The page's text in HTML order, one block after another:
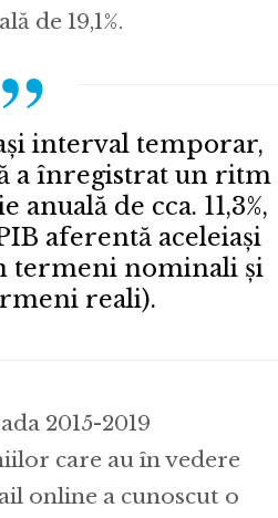
de 19,1%.
interval temporar,
a înregistrat un ritm
de cca. 11,3%,
aferentă aceleiași
termeni nominali și
reali).
2015-2019
care au în vedere
online a cunoscut o